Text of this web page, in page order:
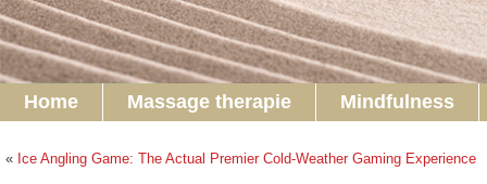
Home Massage therapie Mindfulness
« Ice Angling Game: The Actual Premier Cold-Weather Gaming Experience